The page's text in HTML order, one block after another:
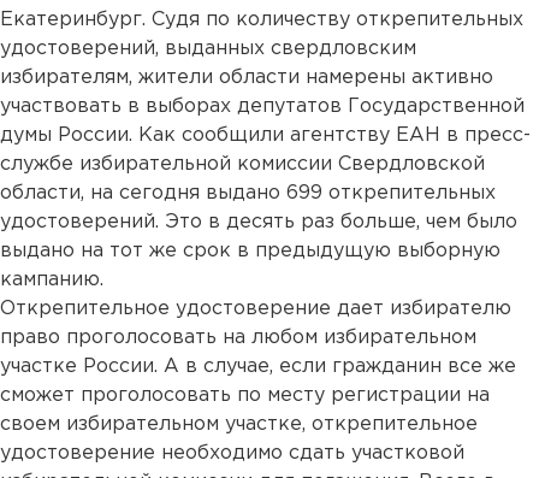
Екатеринбург. Судя по количеству открепительных
удостоверений, выданных свердловским
избирателям, жители области намерены активно
участвовать в выборах депутатов Государственной
думы России. Как сообщили агентству ЕАН в пресс-
службе избирательной комиссии Свердловской
области, на сегодня выдано 699 открепительных
удостоверений. Это в десять раз больше, чем было
выдано на тот же срок в предыдущую выборную
кампанию.
Открепительное удостоверение дает избирателю
право проголосовать на любом избирательном
участке России. А в случае, если гражданин все же
сможет проголосовать по месту регистрации на
своем избирательном участке, открепительное
удостоверение необходимо сдать участковой